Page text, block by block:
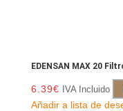
EDENSAN MAX 20
6.39€ IVA Incluido
Añadir a lista de